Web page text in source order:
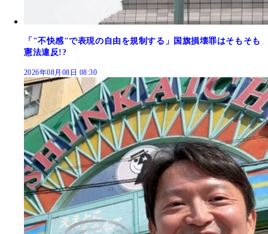
「"不快感"で表現の自由を規制する」国旗損壊罪はそもそも
憲法違反!?
2026年08月08日 08:30